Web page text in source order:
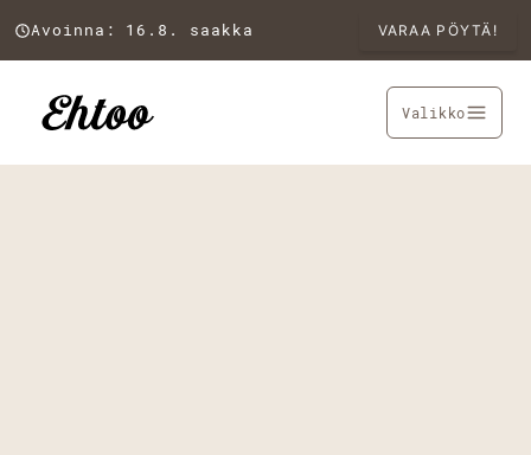
Avoinna: 16.8. saakka VARAA PÖYTÄ!
Valikko